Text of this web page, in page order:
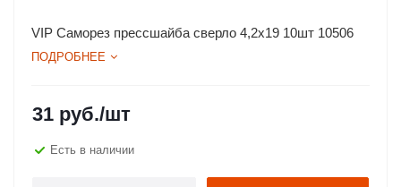
VIP Саморез прессшайба сверло 4,2х19 10шт 10506
ПОДРОБНЕЕ
31 руб./шт
Есть в наличии